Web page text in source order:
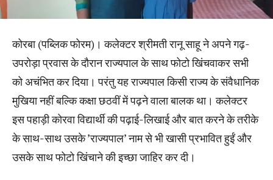
कोरबा (पब्लिक फोरम)। कलेक्टर श्रीमती रानू साहू ने अपने गढ़-
उपरोड़ा प्रवास के दौरान राज्यपाल के साथ फोटो खिंचवाकर सभी
को अचंभित कर दिया। परंतु यह राज्यपाल किसी राज्य के संवैधानिक
मुखिया नहीं बल्कि कक्षा छठवीं में पढ़ने वाला बालक था। कलेक्टर
इस पहाड़ी कोरवा विद्यार्थी की पढ़ाई-लिखाई और बात करने के तरीके
के साथ-साथ उसके ’राज्यपाल’ नाम से भी खासी प्रभावित हुईं और
उसके साथ फोटो खिंचाने की इच्छा जाहिर कर दी।